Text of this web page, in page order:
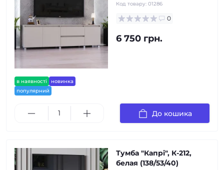
в наявності
новинка
популярний
Код товару: 01286
0
6 750 грн.
До кошика
Тумба "Капрі", К-212,
белая (138/53/40)